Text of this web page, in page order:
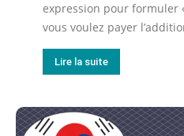
expression pour formuler
vous voulez payer
Lire la suite